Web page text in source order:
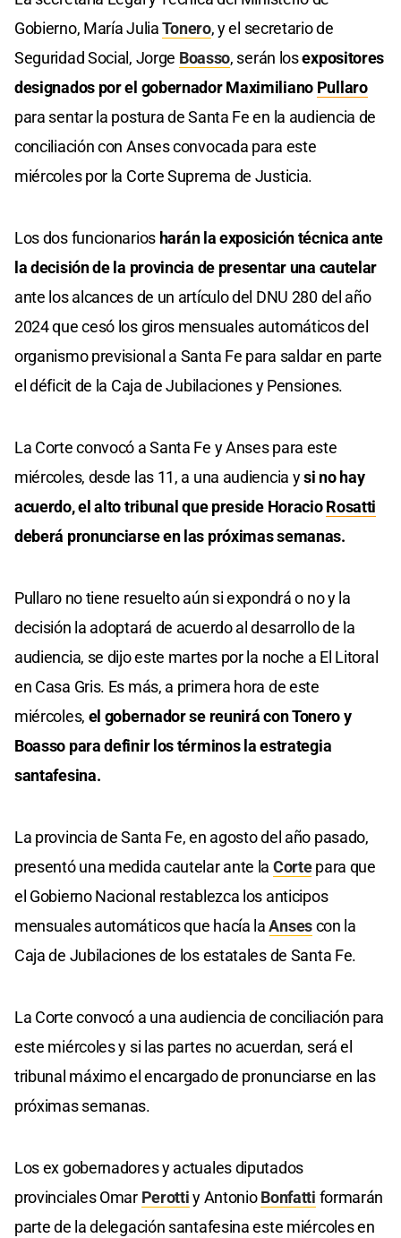
Gobierno, María JuliaTonero, y el secretario de
Seguridad Social, Jorge Boasso, serán losexpositores
designados por el gobernador Maximiliano Pullaro
para sentar la postura de Santa Fe en la audiencia de
conciliación con Anses convocada para este
miércoles por la Corte Suprema de Justicia.
Los dos funcionarios harán la exposición técnica ante
la decisión de la provincia de presentar una cautelar
ante los alcances de un artículo del DNU 280 del año
2024 que cesó los giros mensuales automáticos del
organismo previsional a Santa Fe para saldar en parte
el déficit de la Caja de Jubilaciones y Pensiones.
La Corte convocó a Santa Fe y Anses para este
miércoles, desde las 11, a una audiencia ysi no hay
acuerdo, el alto tribunal que preside HoracioRosatti
deberá pronunciarse en las próximas semanas.
Pullaro no tiene resuelto aún si expondrá o no y la
decisión la adoptará de acuerdo al desarrollo de la
audiencia, se dijo este martes por la noche a El Litoral
en Casa Gris. Es más, a primera hora de este
miércoles, el gobernador se reunirá con Tonero y
Boasso para definir los términos la estrategia
santafesina.
La provincia de Santa Fe, en agosto del año pasado,
presentó una medida cautelar ante la Cortepara que
el Gobierno Nacional restablezca los anticipos
mensuales automáticos que hacía laAnsescon la
Caja de Jubilaciones de los estatales de Santa Fe.
La Corte convocó a una audiencia de conciliación para
este miércoles y si las partes no acuerdan, será el
tribunal máximo el encargado de pronunciarse en las
próximas semanas.
Los ex gobernadores y actuales diputados
provinciales Omar Perottiy AntonioBonfatti formarán
parte de la delegación santafesina este miércoles en